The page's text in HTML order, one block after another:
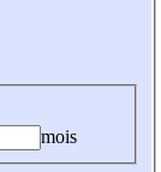
mois